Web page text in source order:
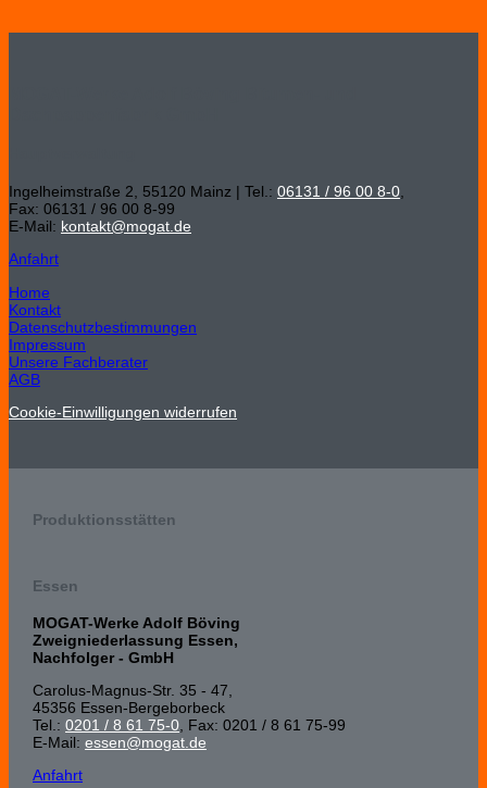
Ingelheimstraße 2, 55120 Mainz | Tel.: 06131 / 96 00 8-0
Fax: 06131 / 96 00 8-99
E-Mail: kontakt@mogat.de
Anfahrt
Home
Kontakt
Datenschutzbestimmungen
Impressum
Unsere Fachberater
AGB
Cookie-Einwilligungen widerrufen
Produktionsstätten
Essen
MOGAT-Werke Adolf Böving
Zweigniederlassung Essen,
Nachfolger - GmbH
Carolus-Magnus-Str. 35 - 47,
45356 Essen-Bergeborbeck
Tel.: 0201 / 8 61 75-0, Fax: 0201 / 8 61 75-99
E-Mail: essen@mogat.de
Anfahrt